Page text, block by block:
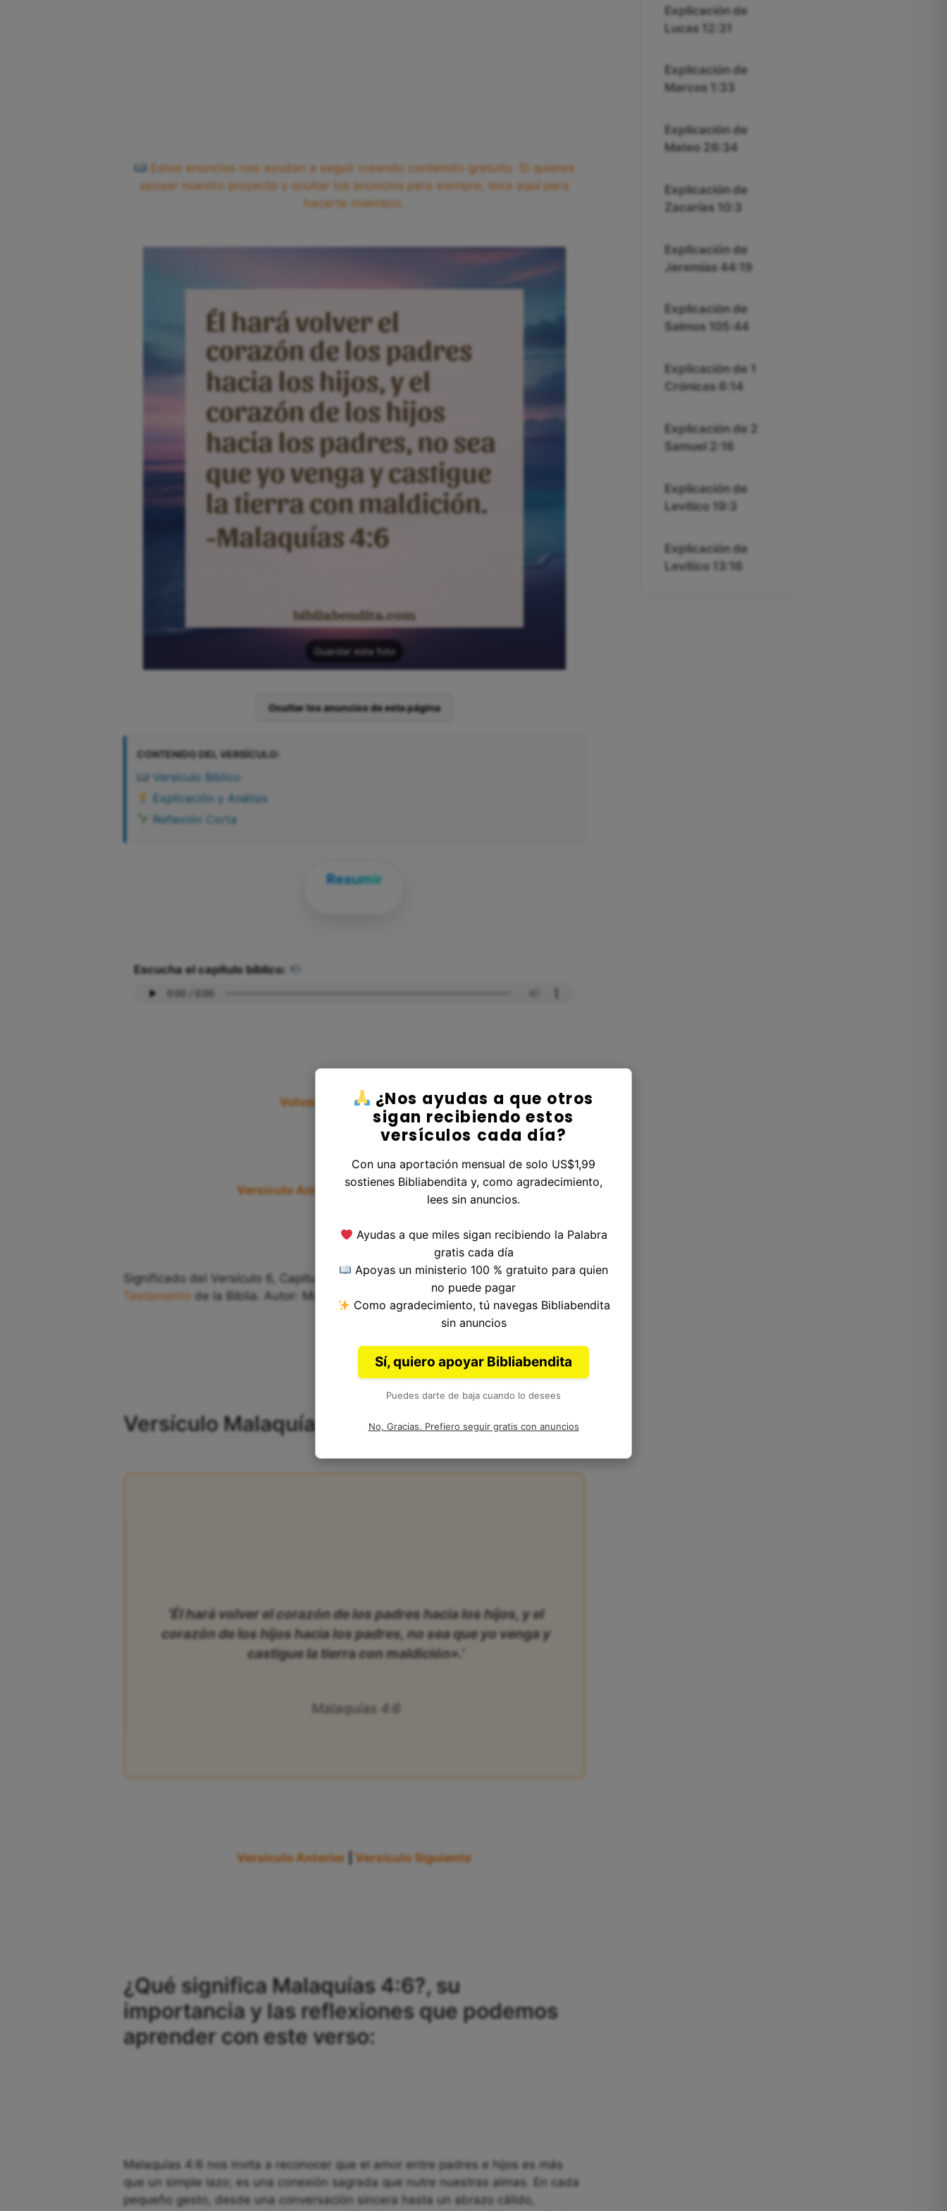
Estos anuncios nos ayudan a seguir creando contenido gratuito. Si quieres
apoyar nuestro proyecto y ocultar los anuncios para siempre, toca aquí para
hacerte miembro.
Guardar esta foto
Ocultar los anuncios de esta página
CONTENIDO DEL VERSÍCULO:
Versículo Bíblico
Explicación y Análisis
Reflexión Corta
Resumir
Escucha el capítulo bíblico:
Volver al Libro Malaquías
Versículo Anterior|Versículo Siguiente
Significado del Versículo 6, Capítulo 4, Libro de Malaquías delAntiguo
Testamentode la Biblia. Autor: Malaquías.
Versículo Malaquías 4:6
‘Él hará volver el corazón de los padres hacia los hijos, y el
corazón de los hijos hacia los padres, no sea que yo venga y
castigue la tierra con maldición».’
Malaquías 4:6
Versículo Anterior |Versículo Siguiente
¿Qué significa Malaquías 4:6?, su
importancia y las reflexiones que podemos
aprender con este verso:
Malaquías 4:6 nos invita a reconocer que el amor entre padres e hijos es más
que un simple lazo; es una conexión sagrada que nutre nuestras almas. En cada
pequeño gesto, desde una conversación sincera hasta un abrazo cálido,
Explicación de
Lucas 12:31
Explicación de
Marcos 1:33
Explicación de
Mateo 26:34
Explicación de
Zacarías 10:3
Explicación de
Jeremías 44:19
Explicación de
Salmos 105:44
Explicación de 1
Crónicas 6:14
Explicación de 2
Samuel 2:16
Explicación de
Levítico 19:3
Explicación de
Levítico 13:16
¿Nos ayudas a que otros
sigan recibiendo estos
versículos cada día?
Con una aportación mensual de solo US$1,99
sostienes Bibliabendita y, como agradecimiento,
lees sin anuncios.
Ayudas a que miles sigan recibiendo la Palabra
gratis cada día
Apoyas un ministerio 100 % gratuito para quien
no puede pagar
Como agradecimiento, tú navegas Bibliabendita
sin anuncios
Sí, quiero apoyar Bibliabendita
Puedes darte de baja cuando lo desees
No, Gracias. Prefiero seguir gratis con anuncios